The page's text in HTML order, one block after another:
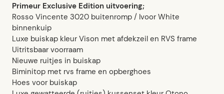
Primeur Exclusive Edition uitvoering;
Rosso Vincente 3020 buitenromp / Ivoor White
binnenkuip
Luxe buiskap kleur Vison met afdekzeil en RVS frame
Uitritsbaar voorraam
Nieuwe ruitjes in buiskap
Biminitop met rvs frame en opberghoes
Hoes voor buiskap